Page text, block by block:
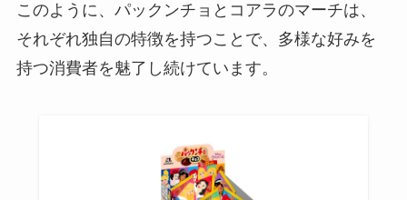
このように、パックンチョとコアラのマーチは、
それぞれ独自の特徴を持つことで、多様な好みを
持つ消費者を魅了し続けています。